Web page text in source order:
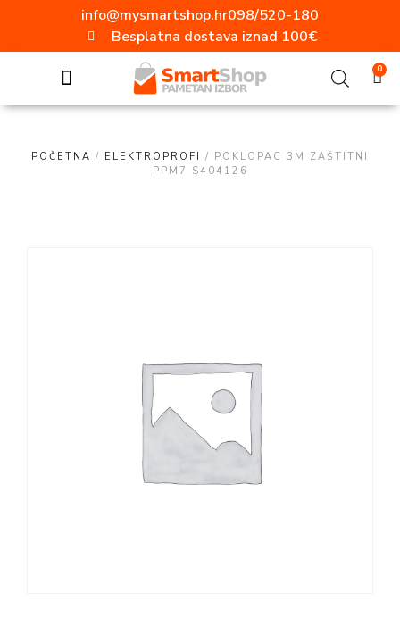
info@mysmartshop.hr098/520-180
Besplatna dostava iznad 100€
0
POČETNA / ELEKTROPROFI / POKLOPAC 3M ZAŠTITNI
PPM7 S404126